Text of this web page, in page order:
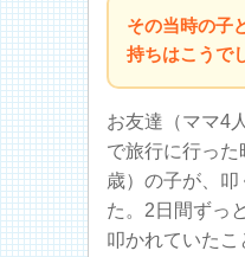
その当時の子
持ちはこうで
お友達（ママ4
で旅行に行っ
歳）の子が、叩
た。2日間ずっ
叩かれていたこ